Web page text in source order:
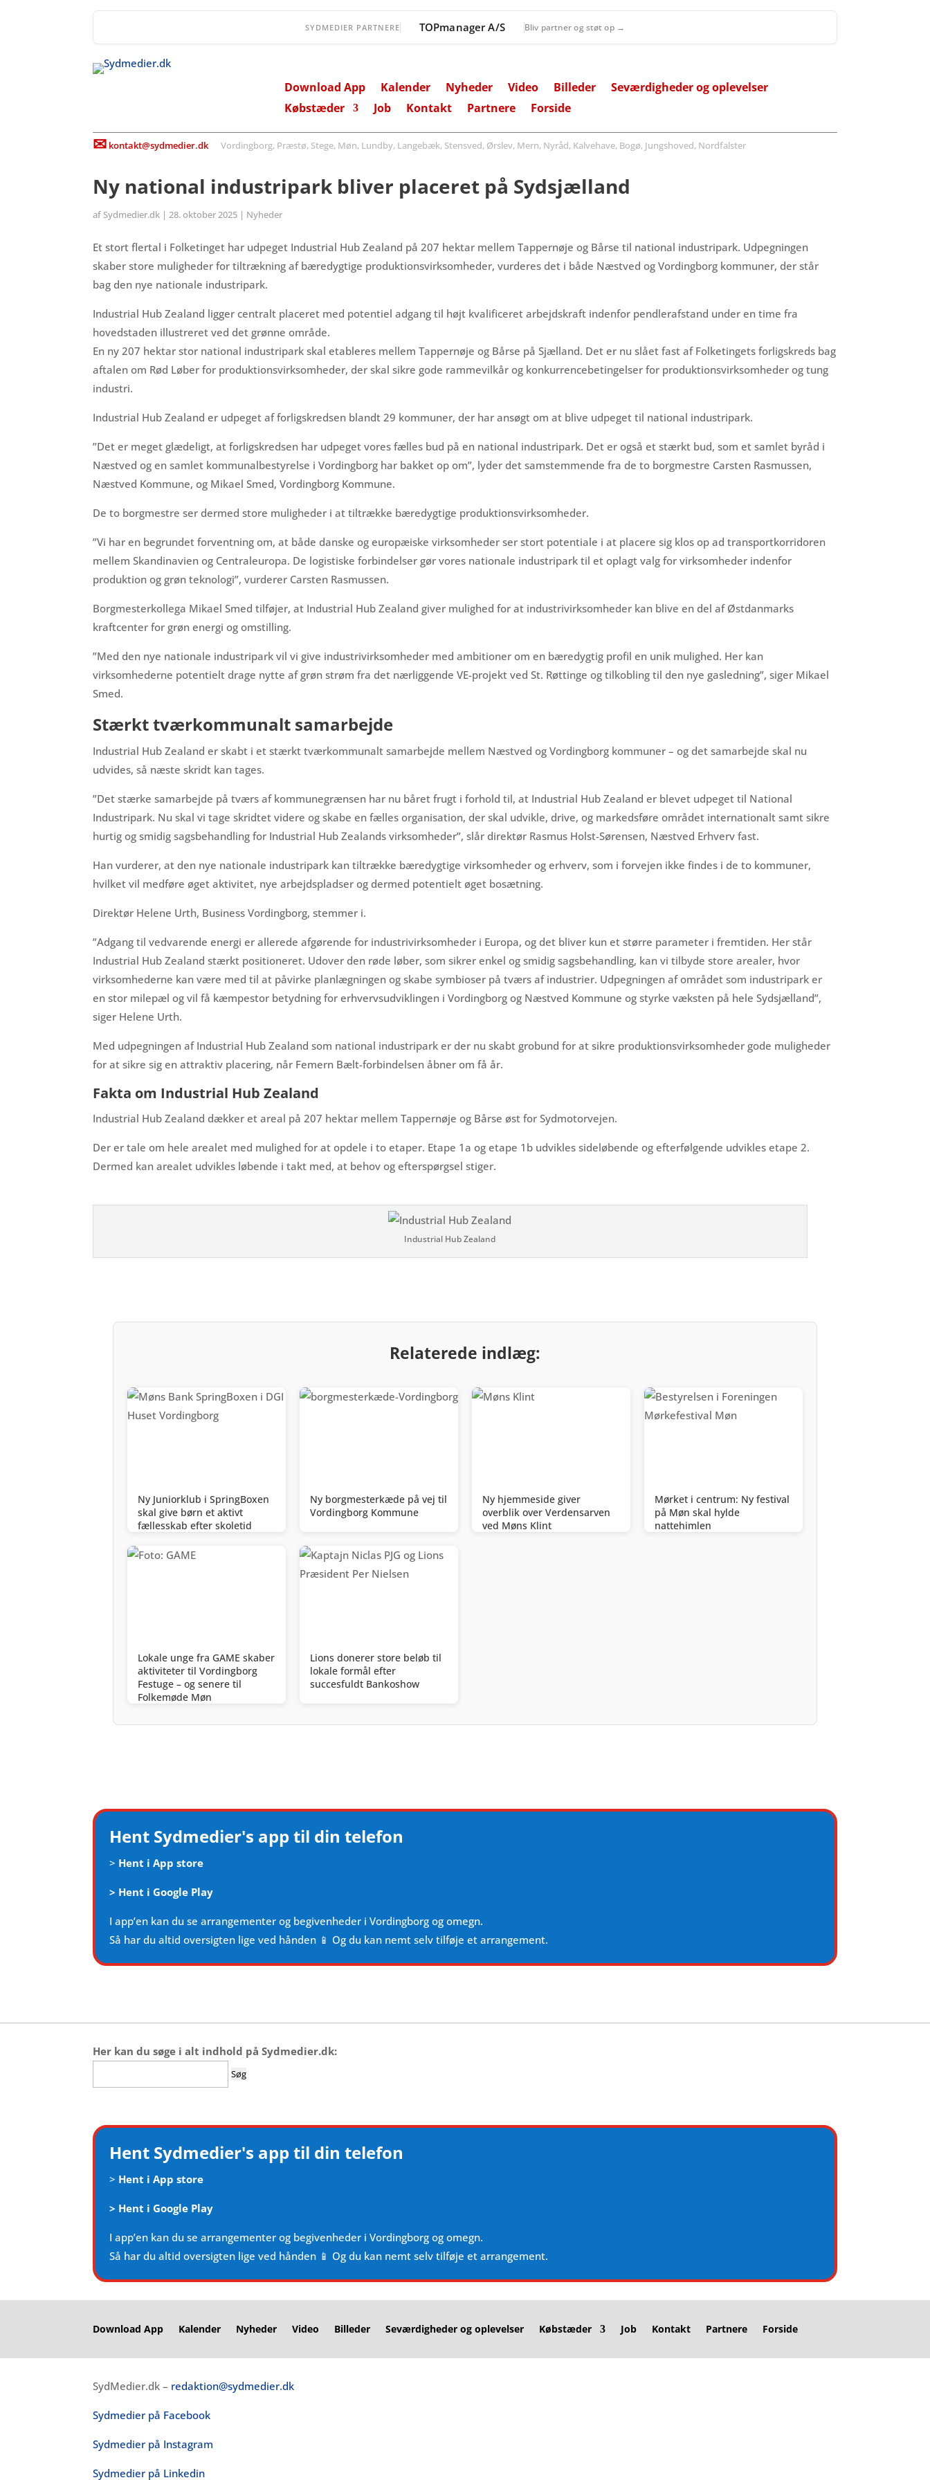
SYDMEDIER PARTNERE TOPmanager A/S Bliv partner og støt op →
Download App Kalender Nyheder Video Billeder
Seværdigheder og oplevelser
Købstæder
Job Kontakt Partnere Forside
✉ kontakt@sydmedier.dkVordingborg, Præstø, Stege, Møn, Lundby, Langebæk, Stensved, Ørslev, Mern, Nyråd, Kalvehave, Bogø, Jungshoved, Nordfalster
Ny national industripark bliver placeret på Sydsjælland
af Sydmedier.dk |28. oktober 2025 | Nyheder
Et stort flertal i Folketinget har udpeget Industrial Hub Zealand på 207 hektar mellem Tappernøje og Bårse til national industripark. Udpegningen
skaber store muligheder for tiltrækning af bæredygtige produktionsvirksomheder, vurderes det i både Næstved og Vordingborg kommuner, der står
bag den nye nationale industripark.
Industrial Hub Zealand ligger centralt placeret med potentiel adgang til højt kvalificeret arbejdskraft indenfor pendlerafstand under en time fra
hovedstaden illustreret ved det grønne område.
En ny 207 hektar stor national industripark skal etableres mellem Tappernøje og Bårse på Sjælland. Det er nu slået fast af Folketingets forligskreds bag
aftalen om Rød Løber for produktionsvirksomheder, der skal sikre gode rammevilkår og konkurrencebetingelser for produktionsvirksomheder og tung
industri.
Industrial Hub Zealand er udpeget af forligskredsen blandt 29 kommuner, der har ansøgt om at blive udpeget til national industripark.
”Det er meget glædeligt, at forligskredsen har udpeget vores fælles bud på en national industripark. Det er også et stærkt bud, som et samlet byråd i
Næstved og en samlet kommunalbestyrelse i Vordingborg har bakket op om”, lyder det samstemmende fra de to borgmestre Carsten Rasmussen,
Næstved Kommune, og Mikael Smed, Vordingborg Kommune.
De to borgmestre ser dermed store muligheder i at tiltrække bæredygtige produktionsvirksomheder.
”Vi har en begrundet forventning om, at både danske og europæiske virksomheder ser stort potentiale i at placere sig klos op ad transportkorridoren
mellem Skandinavien og Centraleuropa. De logistiske forbindelser gør vores nationale industripark til et oplagt valg for virksomheder indenfor
produktion og grøn teknologi”, vurderer Carsten Rasmussen.
Borgmesterkollega Mikael Smed tilføjer, at Industrial Hub Zealand giver mulighed for at industrivirksomheder kan blive en del af Østdanmarks
kraftcenter for grøn energi og omstilling.
”Med den nye nationale industripark vil vi give industrivirksomheder med ambitioner om en bæredygtig profil en unik mulighed. Her kan
virksomhederne potentielt drage nytte af grøn strøm fra det nærliggende VE-projekt ved St. Røttinge og tilkobling til den nye gasledning”, siger Mikael
Smed.
Stærkt tværkommunalt samarbejde
Industrial Hub Zealand er skabt i et stærkt tværkommunalt samarbejde mellem Næstved og Vordingborg kommuner – og det samarbejde skal nu
udvides, så næste skridt kan tages.
”Det stærke samarbejde på tværs af kommunegrænsen har nu båret frugt i forhold til, at Industrial Hub Zealand er blevet udpeget til National
Industripark. Nu skal vi tage skridtet videre og skabe en fælles organisation, der skal udvikle, drive, og markedsføre området internationalt samt sikre
hurtig og smidig sagsbehandling for Industrial Hub Zealands virksomheder”, slår direktør Rasmus Holst-Sørensen, Næstved Erhverv fast.
Han vurderer, at den nye nationale industripark kan tiltrække bæredygtige virksomheder og erhverv, som i forvejen ikke findes i de to kommuner,
hvilket vil medføre øget aktivitet, nye arbejdspladser og dermed potentielt øget bosætning.
Direktør Helene Urth, Business Vordingborg, stemmer i.
”Adgang til vedvarende energi er allerede afgørende for industrivirksomheder i Europa, og det bliver kun et større parameter i fremtiden. Her står
Industrial Hub Zealand stærkt positioneret. Udover den røde løber, som sikrer enkel og smidig sagsbehandling, kan vi tilbyde store arealer, hvor
virksomhederne kan være med til at påvirke planlægningen og skabe symbioser på tværs af industrier. Udpegningen af området som industripark er
en stor milepæl og vil få kæmpestor betydning for erhvervsudviklingen i Vordingborg og Næstved Kommune og styrke væksten på hele Sydsjælland”,
siger Helene Urth.
Med udpegningen af Industrial Hub Zealand som national industripark er der nu skabt grobund for at sikre produktionsvirksomheder gode muligheder
for at sikre sig en attraktiv placering, når Femern Bælt-forbindelsen åbner om få år.
Fakta om Industrial Hub Zealand
Industrial Hub Zealand dækker et areal på 207 hektar mellem Tappernøje og Bårse øst for Sydmotorvejen.
Der er tale om hele arealet med mulighed for at opdele i to etaper. Etape 1a og etape 1b udvikles sideløbende og efterfølgende udvikles etape 2.
Dermed kan arealet udvikles løbende i takt med, at behov og efterspørgsel stiger.
Industrial Hub Zealand
Relaterede indlæg:
Ny Juniorklub i SpringBoxen
skal give børn et aktivt
fællesskab efter skoletid
Ny borgmesterkæde på vej til
Vordingborg Kommune
Ny hjemmeside giver
overblik over Verdensarven
ved Møns Klint
Mørket i centrum: Ny festival
på Møn skal hylde
nattehimlen
Lokale unge fra GAME skaber
aktiviteter til Vordingborg
Festuge – og senere til
Folkemøde Møn
Lions donerer store beløb til
lokale formål efter
succesfuldt Bankoshow
Hent Sydmedier's app til din telefon
> Hent i App store
> Hent i Google Play
I app’en kan du se arrangementer og begivenheder i Vordingborg og omegn.
Så har du altid oversigten lige ved hånden 📱 Og du kan nemt selv tilføje et arrangement.
Her kan du søge i alt indhold på Sydmedier.dk:
efter:
Hent Sydmedier's app til din telefon
> Hent i App store
> Hent i Google Play
I app’en kan du se arrangementer og begivenheder i Vordingborg og omegn.
Så har du altid oversigten lige ved hånden 📱 Og du kan nemt selv tilføje et arrangement.
Download App Kalender Nyheder Video Billeder Seværdigheder og oplevelser Købstæder Job Kontakt Partnere Forside
SydMedier.dk – redaktion@sydmedier.dk
Sydmedier på Facebook
Sydmedier på Instagram
Sydmedier på Linkedin